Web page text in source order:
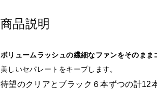
商品説明
ボリュームラッシュの繊細なファンをそのまま
美しいセパレートをキープします。
待望のクリアとブラック６本ずつの計12